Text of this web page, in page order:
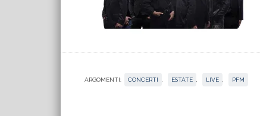
ARGOMENTI: CONCERTI ESTATE LIVE PFM